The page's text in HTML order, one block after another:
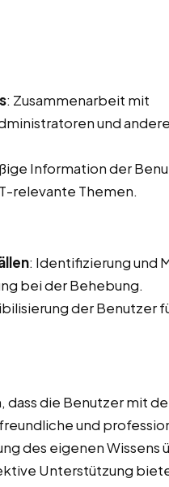
: Zusammenarbeit mit
und
Information der
relevante Themen.
: Identifizierung und
bei der Behebung.
der Benutzer
dass die Benutzer mit
und
des eigenen Wissens
Unterstützung